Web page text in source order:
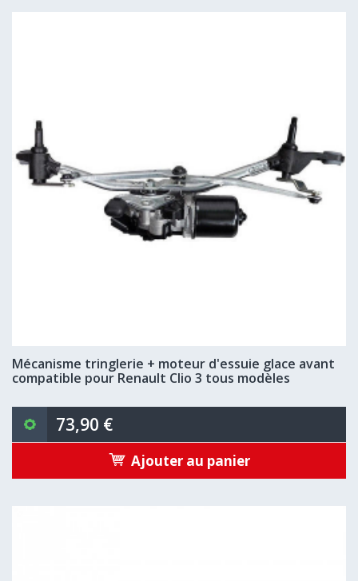
Mécanisme tringlerie + moteur d'essuie glace avant
compatible pour Renault Clio 3 tous modèles
73,90 €
Ajouter au panier